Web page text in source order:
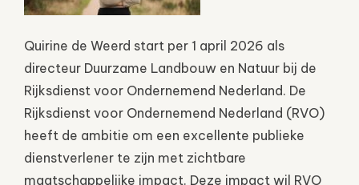
Quirine de Weerd start per 1 april 2026 als
directeur Duurzame Landbouw en Natuur bij de
Rijksdienst voor Ondernemend Nederland. De
Rijksdienst voor Ondernemend Nederland (RVO)
heeft de ambitie om een excellente publieke
dienstverlener te zijn met zichtbare
maatschappelijke impact. Deze impact wil RVO